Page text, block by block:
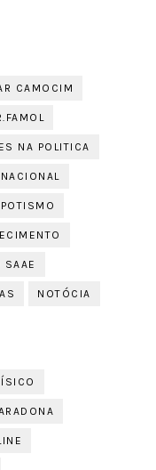
CAMOCIM
NA POLITICA
NACIONAL
SAAE
NOTÓCIA